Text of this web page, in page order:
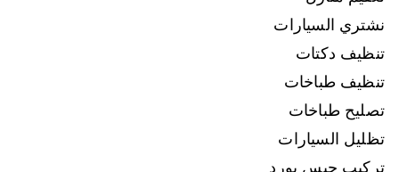
نشتري السيارات
تنظيف دكتات
تنظيف طباخات
تصليح طباخات
تظليل السيارات
تركيب جبس بورد